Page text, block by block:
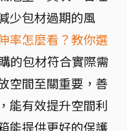
少包材過期的風
率怎麼看？教你選
的包材符合實際需
空間至關重要，善
能有效提升空間利
能提供更好的保護